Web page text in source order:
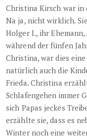
Christina Kirsch war in
Na ja, nicht wirklich.
Holger I., ihr
während der fünfen
Christina, war dies
natürlich auch die
Frieda. Christina
Schlafengehen immer
sich Papas jeckes
erzählte sie, dass es
Winter noch eine